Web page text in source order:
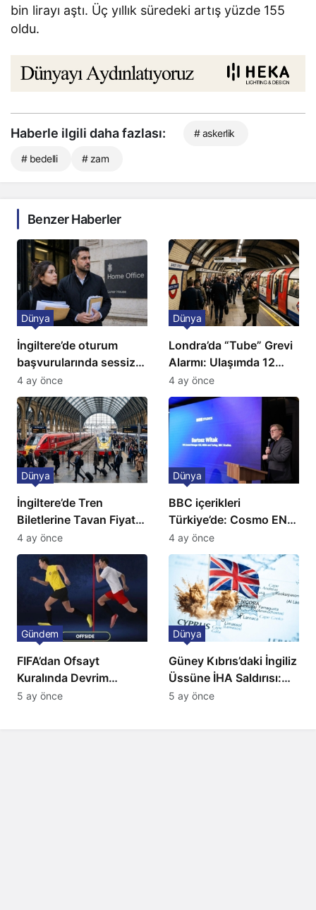
bin lirayı aştı. Üç yıllık süredeki artış yüzde 155
oldu.
Haberle ilgili daha fazlası: # askerlik
# bedelli # zam
Benzer Haberler
İngiltere’de oturum
başvurularında sessiz
kriz: Büyükelçilikten
açıklama!
Dünya
4 ay önce
Londra’da “Tube” Grevi
Alarmı: Ulaşımda 12
Günlük Kaos Kapıda
Dünya
4 ay önce
İngiltere’de Tren
Biletlerine Tavan Fiyat:
Ulaşımda Yeni
Düzenleme
Dünya
4 ay önce
BBC içerikleri
Türkiye’de: Cosmo EN
ve BBC Player yayında
Dünya
4 ay önce
FIFA’dan Ofsayt
Kuralında Devrim
Niteliğinde Onay
Gündem
5 ay önce
Güney Kıbrıs’daki İngiliz
Üssüne İHA Saldırısı:
Patlama, Sirenler ve
Dünya
5 ay önce